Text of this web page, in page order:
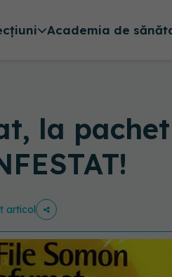
Academia de
la
articol